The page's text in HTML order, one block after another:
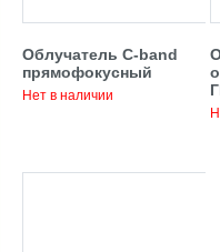
Облучатель C-band
прямофокусный
Нет в наличии